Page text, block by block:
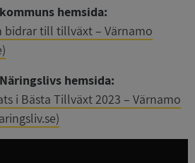
hemsida:
bidrar till tillväxt – Värnamo
hemsida:
i Bästa Tillväxt 2023 – Värnamo